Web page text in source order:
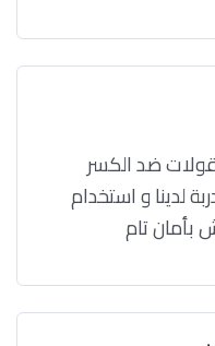
ضد الكسر
لدينا و استخدام
بأمان تام